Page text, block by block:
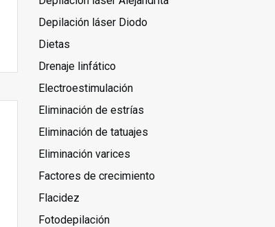
Depilación láser Diodo
Dietas
Drenaje linfático
Electroestimulación
Eliminación de estrías
Eliminación de tatuajes
Eliminación varices
Factores de crecimiento
Flacidez
Fotodepilación